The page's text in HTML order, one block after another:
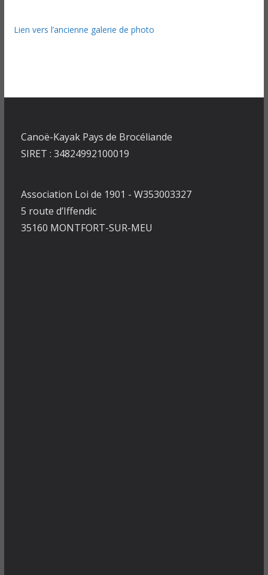
Lien vers l’ancienne galerie de photo
Canoë-Kayak Pays de Brocéliande
SIRET : 34824992100019
Association Loi de 1901 - W353003327
5 route d’Iffendic
35160 MONTFORT-SUR-MEU